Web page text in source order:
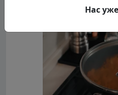
Нас